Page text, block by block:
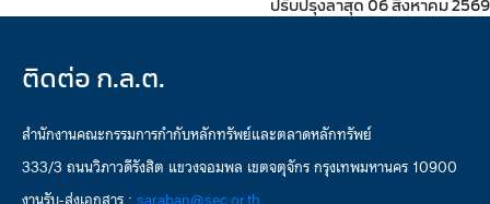
ปรับปรุงล่าสุด 06 สิงหาคม 2569
ติดต่อ ก.ล.ต.
สำนักงานคณะกรรมการกำกับหลักทรัพย์และตลาดหลักทรัพย์
333/3 ถนนวิภาวดีรังสิต แขวงจอมพล เขตจตุจักร กรุงเทพมหานคร 10900
งานรับ-ส่งเอกสาร : saraban@sec.or.th